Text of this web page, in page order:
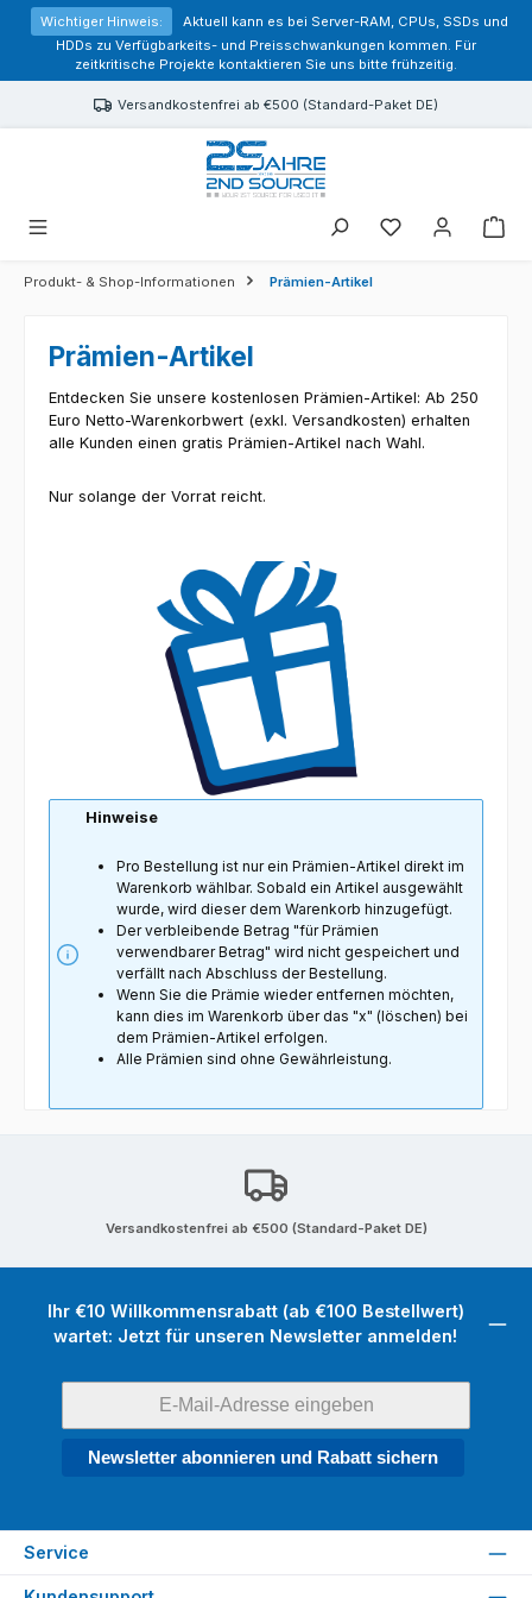
springen
Wichtiger Hinweis:
Aktuell kann es bei Server-RAM, CPUs, SSDs und
HDDs zu Verfügbarkeits- und Preisschwankungen kommen. Für
zeitkritische Projekte kontaktieren Sie uns bitte frühzeitig.
Versandkostenfrei ab €500 (Standard-Paket DE)
Sie haben 0
Produkt- & Shop-Informationen Prämien-Artikel
Prämien-Artikel
Entdecken Sie unsere kostenlosen Prämien-Artikel: Ab 250
Euro Netto-Warenkorbwert (exkl. Versandkosten) erhalten
alle Kunden einen gratis Prämien-Artikel nach Wahl.
Nur solange der Vorrat reicht.
Hinweise
Pro Bestellung ist nur ein Prämien-Artikel direkt im
Warenkorb wählbar. Sobald ein Artikel ausgewählt
wurde, wird dieser dem Warenkorb hinzugefügt.
Der verbleibende Betrag "für Prämien
verwendbarer Betrag" wird nicht gespeichert und
verfällt nach Abschluss der Bestellung.
Wenn Sie die Prämie wieder entfernen möchten,
kann dies im Warenkorb über das "x" (löschen) bei
dem Prämien-Artikel erfolgen.
Alle Prämien sind ohne Gewährleistung.
Versandkostenfrei ab €500 (Standard-Paket DE)
Ihr €10 Willkommensrabatt (ab €100 Bestellwert)
wartet: Jetzt für unseren Newsletter anmelden!
Newsletter abonnieren und Rabatt sichern
Service